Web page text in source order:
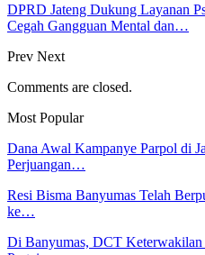
DPRD Jateng Dukung Layanan
Cegah Gangguan Mental dan…
Prev Next
Comments are closed.
Most Popular
Dana Awal Kampanye Parpol di
Perjuangan…
Resi Bisma Banyumas Telah
ke…
Di Banyumas, DCT Keterwakilan